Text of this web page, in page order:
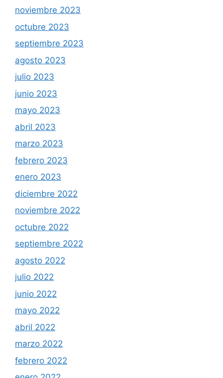
noviembre 2023
octubre 2023
septiembre 2023
agosto 2023
julio 2023
junio 2023
mayo 2023
abril 2023
marzo 2023
febrero 2023
enero 2023
diciembre 2022
noviembre 2022
octubre 2022
septiembre 2022
agosto 2022
julio 2022
junio 2022
mayo 2022
abril 2022
marzo 2022
febrero 2022